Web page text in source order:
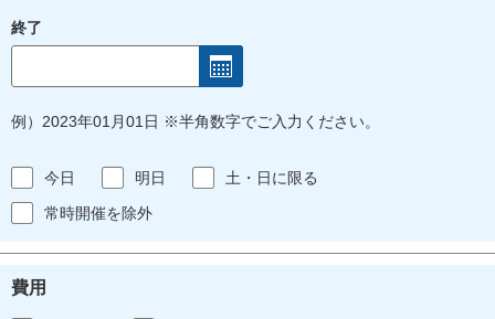
終了
例）2023年01月01日 ※半角数字でご入力ください。
今日 明日
土・日に限る
常時開催を除外
費用